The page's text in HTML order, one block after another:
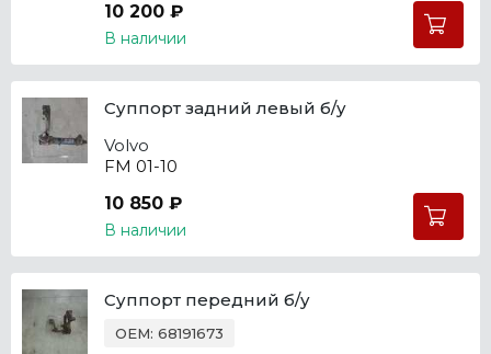
10 200 ₽
В наличии
Суппорт задний левый б/у
Volvo
FM 01-10
10 850 ₽
В наличии
Суппорт передний б/у
OEM: 68191673